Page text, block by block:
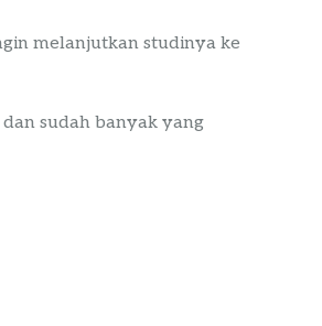
melanjutkan studinya ke
sudah banyak yang